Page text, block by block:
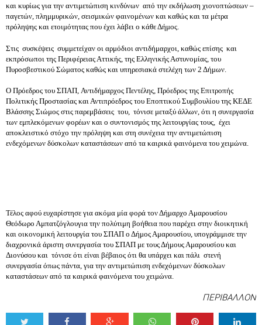
και κυρίως για την αντιμετώπιση κινδύνων  από την εκδήλωση χιονοπτώσεων –
παγετών, πλημμυρικών, σεισμικών φαινομένων και καθώς και τα μέτρα
πρόληψης και ετοιμότητας που έχει λάβει ο κάθε Δήμος.
Στις  συσκέψεις  συμμετείχαν οι αρμόδιοι αντιδήμαρχοι, καθώς επίσης  και
εκπρόσωποι της Περιφέρειας Αττικής, της Ελληνικής Αστυνομίας, του
Πυροσβεστικού Σώματος καθώς και υπηρεσιακά στελέχη των 2 Δήμων.
Ο Πρόεδρος του ΣΠΑΠ, Αντιδήμαρχος Πεντέλης, Πρόεδρος της Επιτροπής
Πολιτικής Προστασίας και Αντιπρόεδρος του Εποπτικού Συμβουλίου της ΚΕΔΕ
Βλάσσης Σιώμος στις παρεμβάσεις  του,  τόνισε μεταξύ άλλων, ότι η συνεργασία
των εμπλεκόμενων φορέων και ο συντονισμός της λειτουργίας τους,  έχει
αποκλειστικό στόχο την πρόληψη και στη συνέχεια την αντιμετώπιση
ενδεχόμενων δύσκολων καταστάσεων από τα καιρικά φαινόμενα του χειμώνα.
Τέλος αφού ευχαρίστησε για ακόμα μία φορά τον Δήμαρχο Αμαρουσίου
Θεόδωρο Αμπατζόγλουγια την πολύτιμη βοήθεια που παρέχει στην διοικητική
και οικονομική λειτουργία του ΣΠΑΠ ο Δήμος Αμαρουσίου, υπογράμμισε την
διαχρονικά άριστη συνεργασία του ΣΠΑΠ με τους Δήμους Αμαρουσίου και
Διονύσου και  τόνισε ότι είναι βέβαιος ότι θα υπάρχει και πάλι  στενή
συνεργασία όπως πάντα, για την αντιμετώπιση ενδεχόμενων δύσκολων
καταστάσεων από τα καιρικά φαινόμενα του χειμώνα.
ΠΕΡΙΒΑΛΛΟΝ